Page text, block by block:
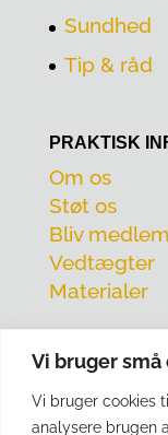
Vi bruger små
Vi bruger cookies
analysere brugen
Sundhed
Tip & råd
PRAKTISK
Om os
Støt os
Bliv medlem
Vedtægter
Materialer